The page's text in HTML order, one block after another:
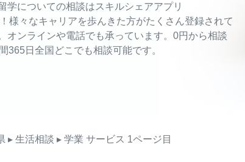
学についての相談はスキルシェアアプリ
様々なキャリアを歩んきた方がたくさん登録されて
オンラインや電話でも承っています。0円から相談
365日全国どこでも相談可能です。
▸ 生活相談 ▸ 学業 サービス 1ページ目